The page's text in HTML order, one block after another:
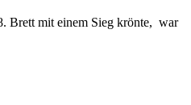
Brett mit einem Sieg krönte, war